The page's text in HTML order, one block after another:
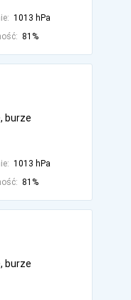
1013 hPa
81%
burze
1013 hPa
81%
burze